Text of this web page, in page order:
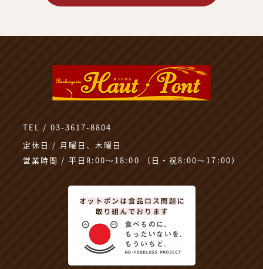
TEL / 03-3617-8804
定休日 / 月曜日、木曜日
営業時間 / 平日8:00～18:00 （日・祝8:00〜17:00）